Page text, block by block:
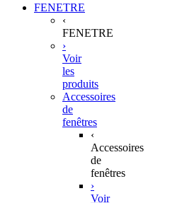
FENETRE
‹
FENETRE
›
Voir
les
produits
Accessoires
de
fenêtres
‹
Accessoires
de
fenêtres
›
Voir